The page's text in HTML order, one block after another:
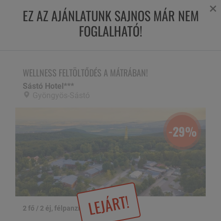
WELLNESS FELTÖLTŐDÉS A MÁTRÁBAN!
EZ AZ AJÁNLATUNK SAJNOS MÁR NEM
FOGLALHATÓ!
×
LEJÁRT!
WELLNESS FELTÖLTŐDÉS A MÁTRÁBAN!
Sástó Hotel***
-29%
2 fő / 2 éj, félpanzióval